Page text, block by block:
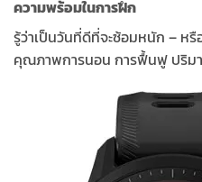
ความพร้อมในการฝึก
รู้ว่าเป็นวันที่ดีที่จะซ้อมหนัก – หรื
คุณภาพการนอน การฟื้นฟู ปริม